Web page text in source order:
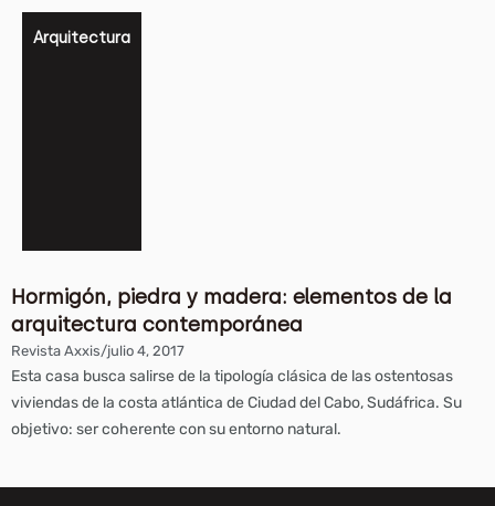
Arquitectura
Hormigón, piedra y madera: elementos de la
arquitectura contemporánea
Revista Axxis/julio 4, 2017
Esta casa busca salirse de la tipología clásica de las ostentosas
viviendas de la costa atlántica de Ciudad del Cabo, Sudáfrica. Su
objetivo: ser coherente con su entorno natural.